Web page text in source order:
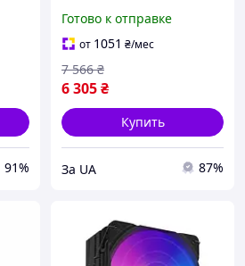
91%
Готово к отправке
от 1051 ₴/мес
6 305₴
7 566 ₴
Купить
За UA 87%